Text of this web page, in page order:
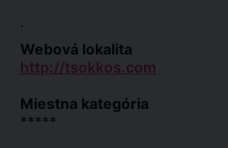
.
Webová lokalita
http://tsokkos.com
Miestna kategória
*****